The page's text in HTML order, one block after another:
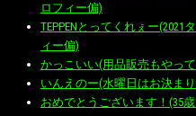
ロフィー偏)
TEPPENとってくれぇー(2021
ィー偏)
かっこいい(用品販売もやっ
いんえのー(水曜日はお決ま
おめでとうございます！(35